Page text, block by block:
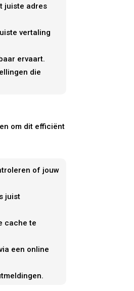
juiste adres
vertaling
ervaart.
die
om dit efficiënt
of jouw
juist
cache te
een online